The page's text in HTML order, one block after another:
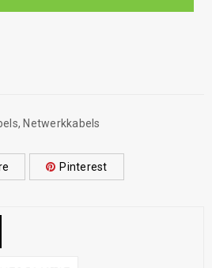
, Netwerkkabels
Pinterest